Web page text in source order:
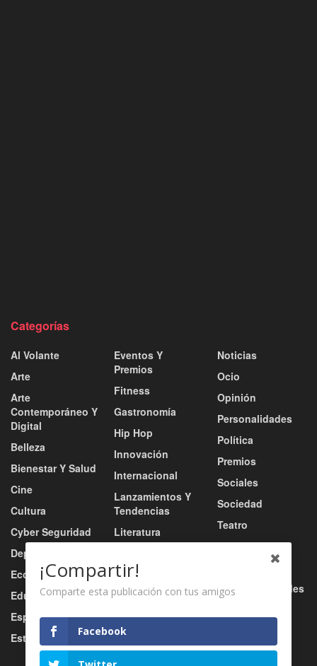
Categorías
Al Volante
Arte
Arte
Contemporáneo Y
Digital
Belleza
Bienestar Y Salud
Cine
Cultura
Cyber Seguridad
Deportes
Economía
Educación
Esports
Estilo De Vida
Eventos Y
Premios
Fitness
Gastronomía
Hip Hop
Innovación
Internacional
Lanzamientos Y
Tendencias
Literatura
Música
Música Urbana
Nacional
Negocio
Noticias
Ocio
Opinión
Personalidades
Política
Premios
Sociales
Sociedad
Teatro
Tecnología
Tv / Radio / Redes
¡Compartir!
Comparte esta publicación con tus amigos
Facebook